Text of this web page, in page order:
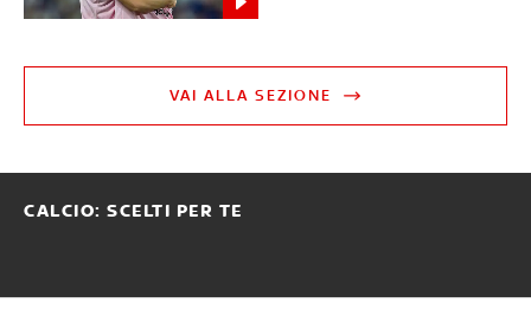
VAI ALLA SEZIONE
CALCIO: SCELTI PER TE